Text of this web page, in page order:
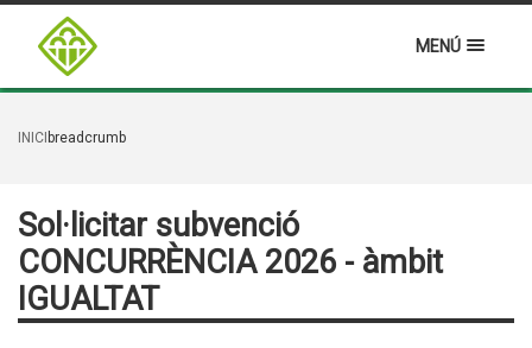
MENÚ
INICI breadcrumb
Sol·licitar subvenció
CONCURRÈNCIA 2026 - àmbit
IGUALTAT